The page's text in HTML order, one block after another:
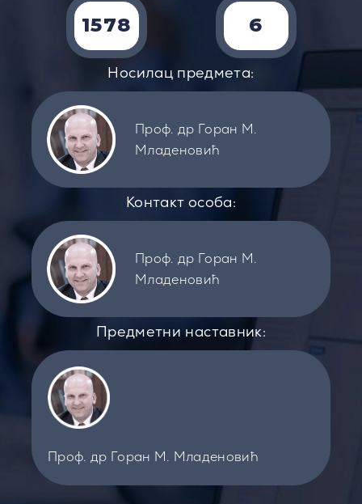
1578 6
Носилац предмета:
Проф. др Горан М.
Младеновић
Контакт особа:
Проф. др Горан М.
Младеновић
Предметни наставник:
Проф. др Горан М. Младеновић